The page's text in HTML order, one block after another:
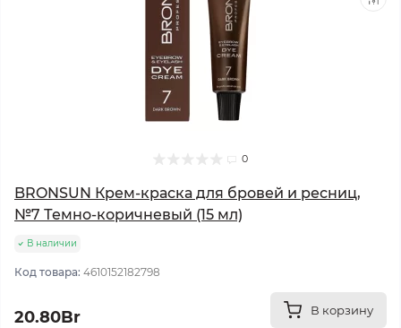
0
BRONSUN Крем-краска для бровей и ресниц,
№7 Темно-коричневый (15 мл)
В наличии
Код товара: 4610152182798
20.80Br В корзину